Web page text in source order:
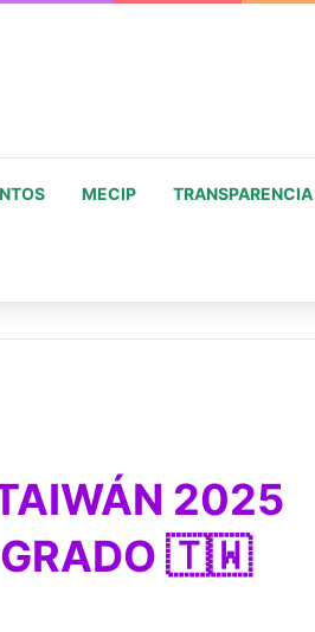
MECIP TRANSPARENCIA
2025
GRADO 🇹🇼